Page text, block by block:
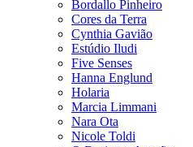
Bordallo Pinheiro
Cores da Terra
Cynthia Gavião
Estúdio Iludi
Five Senses
Hanna Englund
Holaria
Marcia Limmani
Nara Ota
Nicole Toldi